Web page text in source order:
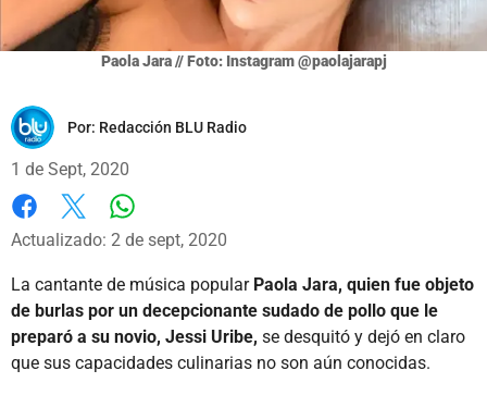
Paola Jara // Foto: Instagram @paolajarapj
Por: Redacción BLU Radio
1 de Sept, 2020
Facebook
X
Actualizado: 2 de sept, 2020
La cantante de música popular Paola Jara, quien fue objeto
de burlas por un decepcionante sudado de pollo que le
preparó a su novio, Jessi Uribe, se desquitó y dejó en claro
que sus capacidades culinarias no son aún conocidas.